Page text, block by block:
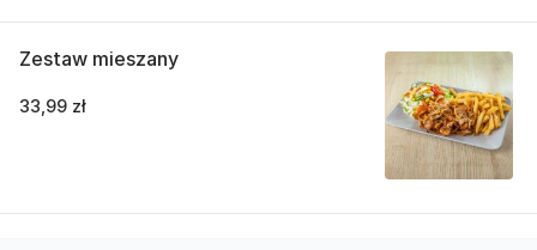
Zestaw mieszany
33,99 zł